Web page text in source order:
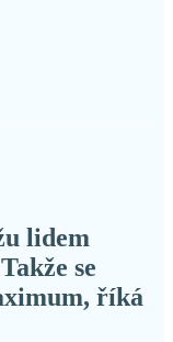
lidem
se
říká